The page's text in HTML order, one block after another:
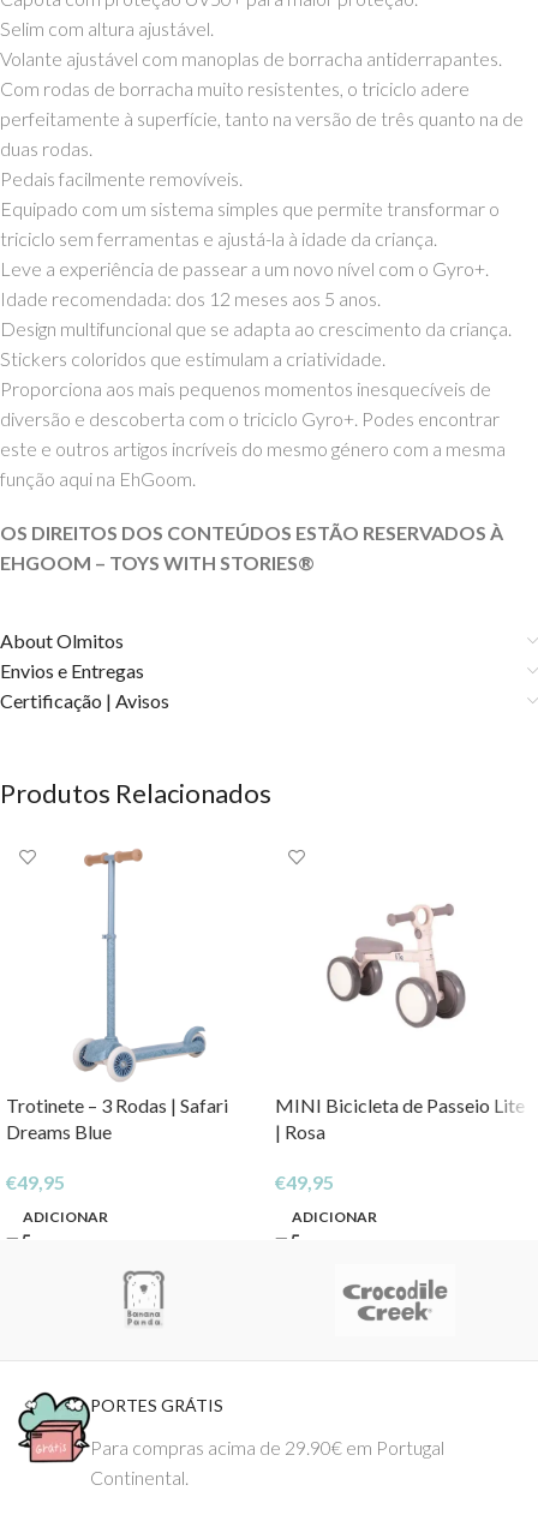
Selim com altura ajustável.
Volante ajustável com manoplas de borracha antiderrapantes.
Com rodas de borracha muito resistentes, o triciclo adere
perfeitamente à superfície, tanto na versão de três quanto na de
duas rodas.
Pedais facilmente removíveis.
Equipado com um sistema simples que permite transformar o
triciclo sem ferramentas e ajustá-la à idade da criança.
Leve a experiência de passear a um novo nível com o Gyro+.
Idade recomendada: dos 12 meses aos 5 anos.
Design multifuncional que se adapta ao crescimento da criança.
Stickers coloridos que estimulam a criatividade.
Proporciona aos mais pequenos momentos inesquecíveis de
diversão e descoberta com o triciclo Gyro+. Podes encontrar
este e outros artigos incríveis do mesmo género com a mesma
função aqui na EhGoom.
OS DIREITOS DOS CONTEÚDOS ESTÃO RESERVADOS À
EHGOOM – TOYS WITH STORIES®️
About Olmitos
Envios e Entregas
Certificação | Avisos
Produtos Relacionados
Trotinete – 3 Rodas | Safari
Dreams Blue
€49,95
ADICIONAR
MINI Bicicleta de Passeio Lite
| Rosa
€49,95
ADICIONAR
PORTES GRÁTIS
Para compras acima de 29.90€ em Portugal
Continental.